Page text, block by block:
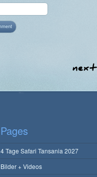
Pages
4 Tage Safari Tansania 2027
Bilder + Videos